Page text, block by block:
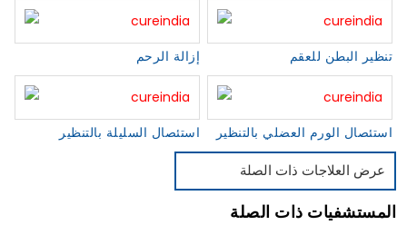
إزالة الرحم تنظير البطن للعقم
استئصال السليلة بالتنظير استئصال الورم العضلي بالتنظير
عرض العلاجات ذات الصلة
المستشفيات ذات الصلة